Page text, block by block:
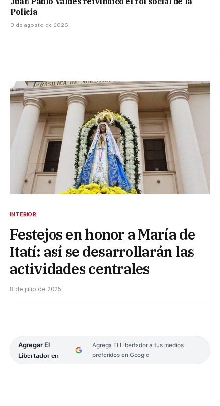
Policía
9 de agosto de 2026
INTERIOR
Festejos en honor a María de
Itatí: así se desarrollarán las
actividades centrales
8 de julio de 2025
Agregar El
Libertador en
Agrega El Libertador a tus medios
preferidos en Google